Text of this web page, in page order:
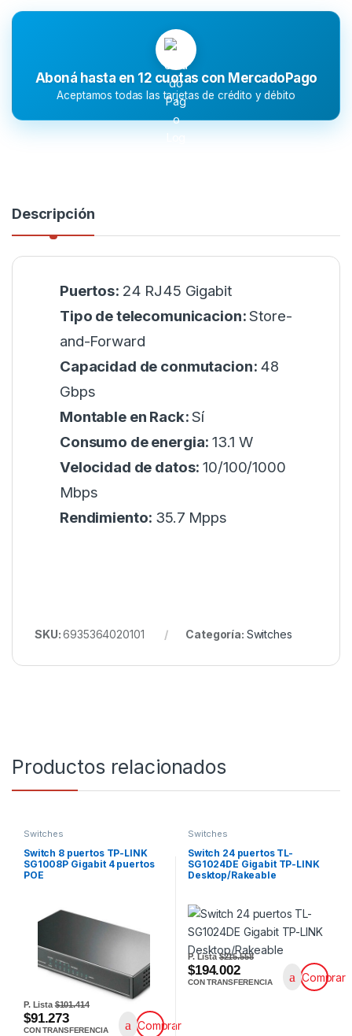
Aboná hasta en 12 cuotas con MercadoPago
Aceptamos todas las tarjetas de crédito y débito
Descripción
Puertos: 24 RJ45 Gigabit
Tipo de telecomunicacion:Store-
and-Forward
Capacidad de conmutacion: 48
Gbps
Montable en Rack:Sí
Consumo de energia:13.1 W
Velocidad de datos:10/100/1000
Mbps
Rendimiento: 35.7 Mpps
SKU:6935364020101 Categoría: Switches
Productos relacionados
Switches
Switch 8 puertos TP-LINK
SG1008P Gigabit 4 puertos
POE
P. Lista$101.414
$91.273
CON TRANSFERENCIA Comprar
Switches
Switch 24 puertos TL-
SG1024DE Gigabit TP-LINK
Desktop/Rakeable
P. Lista$215.558
$194.002
CON TRANSFERENCIA Comprar